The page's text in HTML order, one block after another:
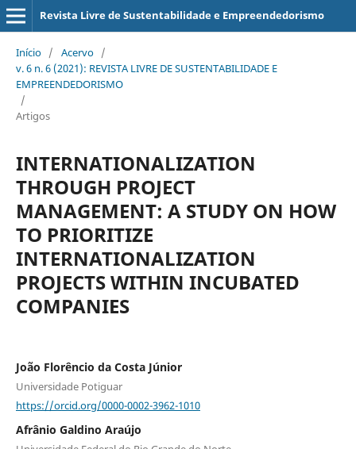
Revista Livre de Sustentabilidade e Empreendedorismo
Início / Acervo /
v. 6 n. 6 (2021): REVISTA LIVRE DE SUSTENTABILIDADE E
EMPREENDEDORISMO
/
Artigos
INTERNATIONALIZATION
THROUGH PROJECT
MANAGEMENT: A STUDY ON HOW
TO PRIORITIZE
INTERNATIONALIZATION
PROJECTS WITHIN INCUBATED
COMPANIES
João Florêncio da Costa Júnior
Universidade Potiguar
https://orcid.org/0000-0002-3962-1010
Afrânio Galdino Araújo